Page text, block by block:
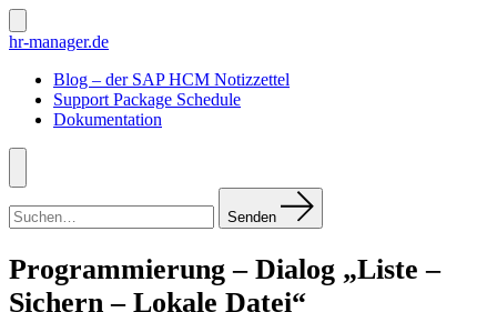
Zum
Inhalt
Suche
ein-/ausblenden
hr-manager.de
Blog – der SAP HCM Notizzettel
Support Package Schedule
Dokumentation
Menü
nach:
Senden
Programmierung – Dialog „Liste –
Sichern – Lokale Datei“